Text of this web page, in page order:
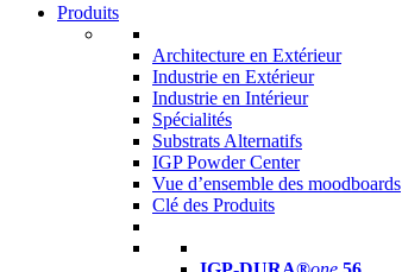
Produits
Architecture en Extérieur
Industrie en Extérieur
Industrie en Intérieur
Spécialités
Substrats Alternatifs
IGP Powder Center
Vue d’ensemble des moodboards
Clé des Produits